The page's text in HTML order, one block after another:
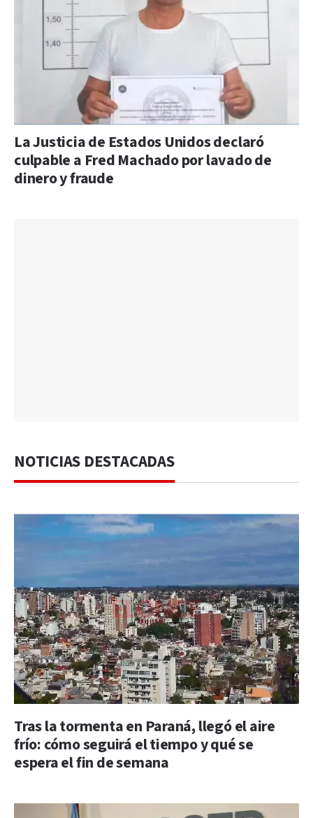
La Justicia de Estados Unidos declaró
culpable a Fred Machado por lavado de
dinero y fraude
NOTICIAS DESTACADAS
Tras la tormenta en Paraná, llegó el aire
frío: cómo seguirá el tiempo y qué se
espera el fin de semana